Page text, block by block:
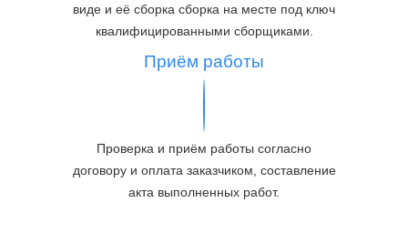
виде и её сборка сборка на месте под ключ
квалифицированными сборщиками.
Приём работы
Проверка и приём работы согласно
договору и оплата заказчиком, составление
акта выполненных работ.